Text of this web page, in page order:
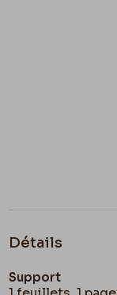
Détails
Support